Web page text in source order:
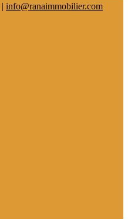
| info@ranaimmobilier.com